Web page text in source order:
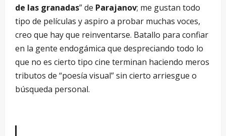
de las granadas” de Parajanov; me gustan todo
tipo de películas y aspiro a probar muchas voces,
creo que hay que reinventarse. Batallo para confiar
en la gente endogámica que despreciando todo lo
que no es cierto tipo cine terminan haciendo meros
tributos de “poesía visual” sin cierto arriesgue o
búsqueda personal.